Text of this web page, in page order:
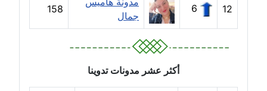
مدونة سلوي جلال
مدونة سلوى محمود
12
6
جمال
158
أكثر عشر مدونات تدوينا